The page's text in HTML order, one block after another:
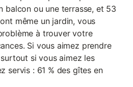
balcon ou une terrasse, et 53
même un jardin, vous
à trouver votre
Si vous aimez prendre
si vous aimez les
servis : 61 % des gîtes en